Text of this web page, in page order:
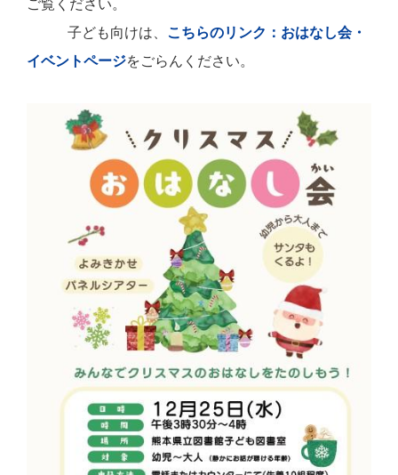
ご覧ください。
子ども向けは、 こちらのリンク：おはなし会・
イベントページをごらんください。